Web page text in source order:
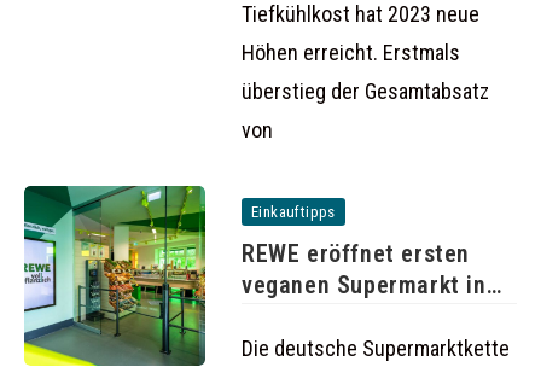
Tiefkühlkost hat 2023 neue
Höhen erreicht. Erstmals
überstieg der Gesamtabsatz
von
Einkauftipps
REWE eröffnet ersten
veganen Supermarkt in
Die deutsche Supermarktkette